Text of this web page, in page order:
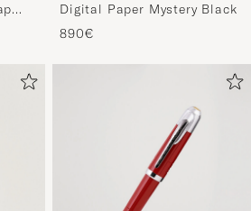
Digital Paper Mystery Black
890€